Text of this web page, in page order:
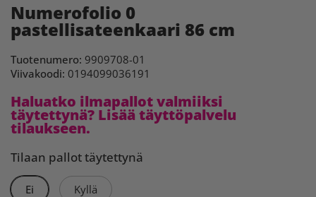
Numerofolio 0
pastellisateenkaari 86 cm
Tuotenumero: 9909708-01
Viivakoodi: 0194099036191
Haluatko ilmapallot valmiiksi
täytettynä? Lisää täyttöpalvelu
tilaukseen.
Tilaan pallot täytettynä
Ei Kyllä